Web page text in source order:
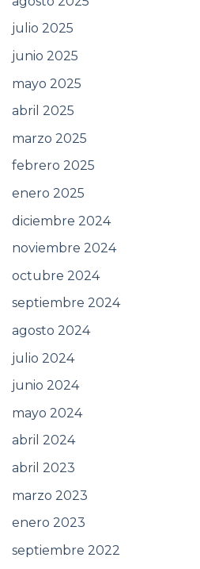
julio 2025
junio 2025
mayo 2025
abril 2025
marzo 2025
febrero 2025
enero 2025
diciembre 2024
noviembre 2024
octubre 2024
septiembre 2024
agosto 2024
julio 2024
junio 2024
mayo 2024
abril 2024
abril 2023
marzo 2023
enero 2023
septiembre 2022